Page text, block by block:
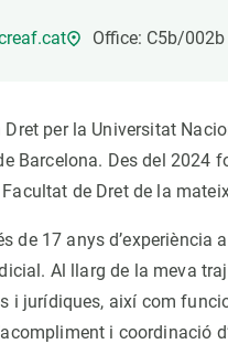
Office: C5b/
Dret per la Universitat
Barcelona. Des del 2024
de Dret de la
de 17 anys
Al llarg de la meva
i jurídiques, així com
i coordinació
i gestió del coneixement